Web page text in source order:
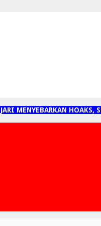
MENYEBARKAN HOAKS,